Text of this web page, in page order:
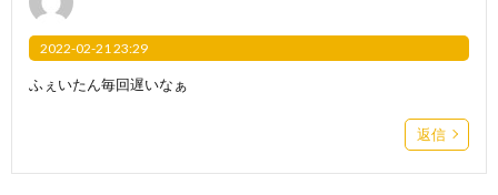
2022-02-21 23:29
ふぇいたん毎回遅いなぁ
返信